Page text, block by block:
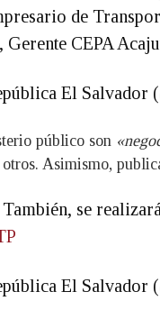
de
CEPA
El Salvador
público son
otros. Asimismo,
se
El Salvador